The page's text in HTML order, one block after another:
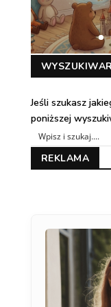
Jeśli szukasz
poniższej
REKLAMA